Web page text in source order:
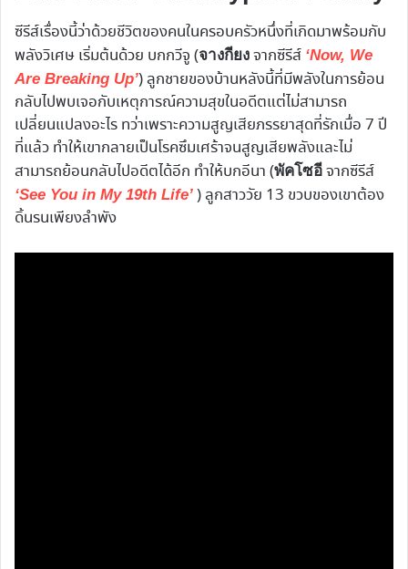
ซีรีส์เรื่องนี้ว่าด้วยชีวิตของคนในครอบครัวหนึ่งที่เกิดมาพร้อมกับ
พลังวิเศษ เริ่มต้นด้วย บกกวีจู (จางกียง จากซีรีส์ ‘Now, We
Are Breaking Up’) ลูกชายของบ้านหลังนี้ที่มีพลังในการย้อน
กลับไปพบเจอกับเหตุการณ์ความสุขในอดีตแต่ไม่สามารถ
เปลี่ยนแปลงอะไร ทว่าเพราะความสูญเสียภรรยาสุดที่รักเมื่อ 7 ปี
ที่แล้ว ทำให้เขากลายเป็นโรคซึมเศร้าจนสูญเสียพลังและไม่
สามารถย้อนกลับไปอดีตได้อีก ทำให้บกอีนา (พัคโซอี จากซีรีส์
‘See You in My 19th Life’ ) ลูกสาววัย 13 ขวบของเขาต้อง
ดิ้นรนเพียงลำพัง